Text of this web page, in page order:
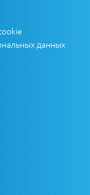
данных